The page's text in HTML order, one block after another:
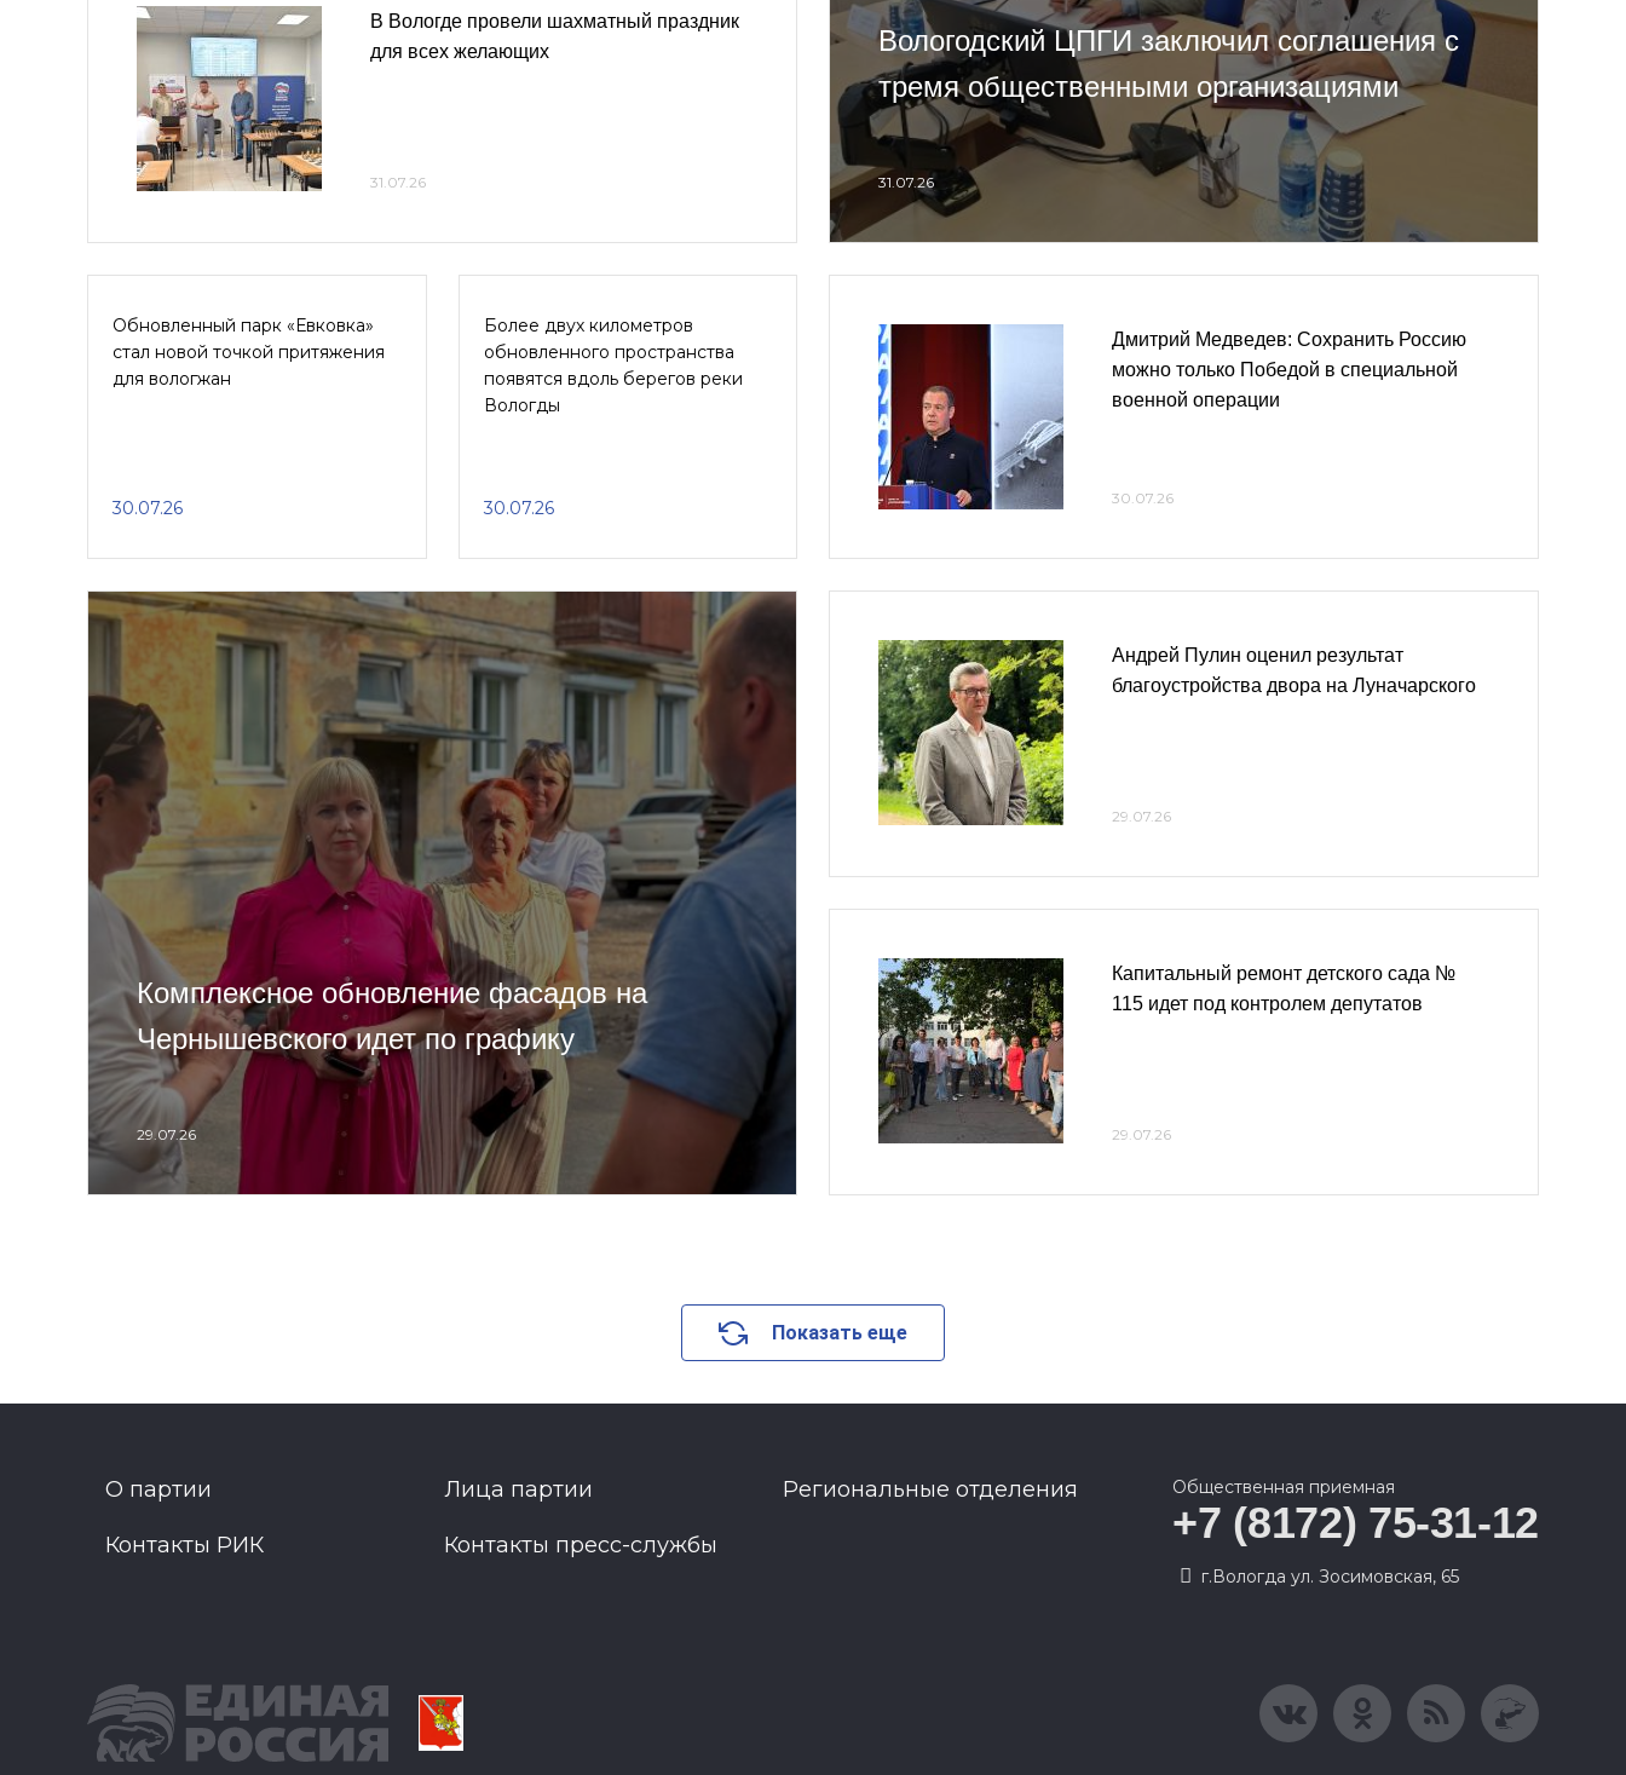
В Вологде провели шахматный праздник
для всех желающих
31.07.26
Вологодский ЦПГИ заключил соглашения с
тремя общественными организациями
31.07.26
Обновленный парк «Евковка»
стал новой точкой притяжения
для вологжан
30.07.26
Более двух километров
обновленного пространства
появятся вдоль берегов реки
Вологды
30.07.26
Дмитрий Медведев: Сохранить Россию
можно только Победой в специальной
военной операции
30.07.26
Комплексное обновление фасадов на
Чернышевского идет по графику
29.07.26
Андрей Пулин оценил результат
благоустройства двора на Луначарского
29.07.26
Капитальный ремонт детского сада №
115 идет под контролем депутатов
29.07.26
Показать еще
О партии Лица партии Региональные отделения
Контакты РИК Контакты пресс-службы
Общественная приемная
+7 (8172) 75-31-12
г.Вологда ул. Зосимовская, 65